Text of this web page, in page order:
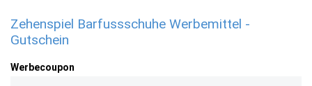
Zehenspiel Barfussschuhe Werbemittel -
Gutschein
Werbecoupon